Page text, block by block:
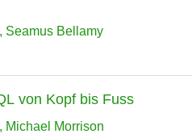
Seamus Bellamy
von Kopf bis Fuss
Michael Morrison